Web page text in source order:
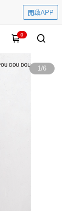
開啟APP
0
1/6